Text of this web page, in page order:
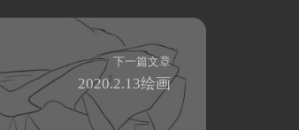
下一篇文章
2020.2.13绘画